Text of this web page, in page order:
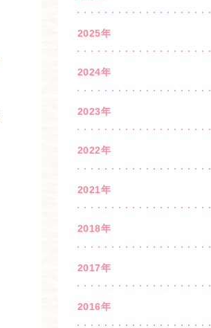
2025年
2024年
2023年
2022年
2021年
2018年
2017年
2016年